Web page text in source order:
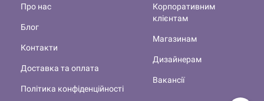
Корпоративним
клієнтам
Магазинам
Дизайнерам
Вакансії
Про нас
Блог
Контакти
Доставка та оплата
Політика конфіденційності